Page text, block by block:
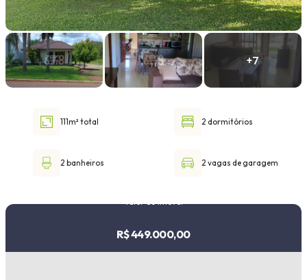
Faixa de valor
30.000,00até1.000.000,00 ou +
111m² total 2 dormitórios
2 banheiros 2 vagas de garagem
R$ 449.000,00